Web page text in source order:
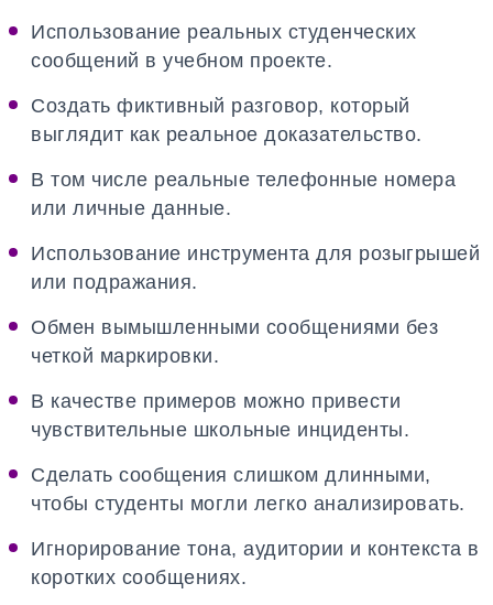
Использование реальных студенческих
сообщений в учебном проекте.
Создать фиктивный разговор, который
выглядит как реальное доказательство.
В том числе реальные телефонные номера
или личные данные.
Использование инструмента для розыгрышей
или подражания.
Обмен вымышленными сообщениями без
четкой маркировки.
В качестве примеров можно привести
чувствительные школьные инциденты.
Сделать сообщения слишком длинными,
чтобы студенты могли легко анализировать.
Игнорирование тона, аудитории и контекста в
коротких сообщениях.